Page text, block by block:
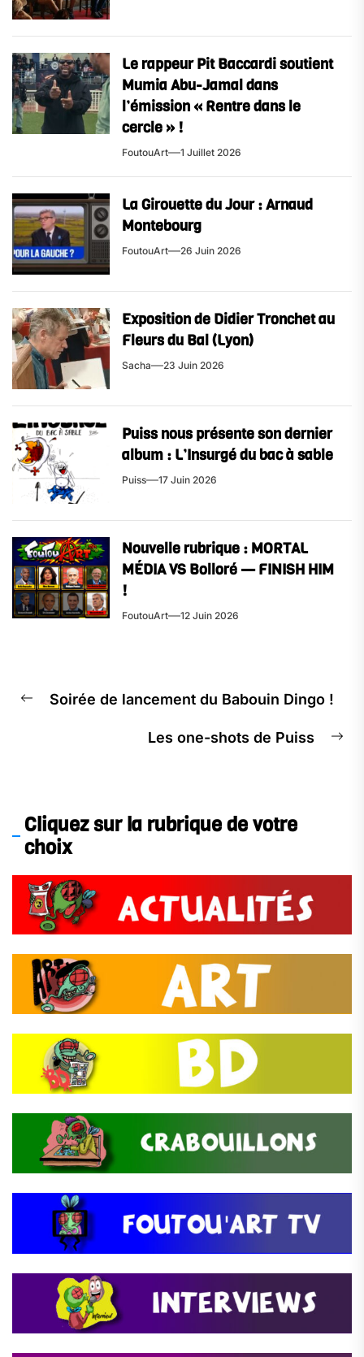
Le rappeur Pit Baccardi soutient
Mumia Abu-Jamal dans
l’émission « Rentre dans le
cercle » !
FoutouArt 1 Juillet 2026
La Girouette du Jour : Arnaud
Montebourg
FoutouArt 26 Juin 2026
Exposition de Didier Tronchet au
Fleurs du Bal (Lyon)
Sacha 23 Juin 2026
Puiss nous présente son dernier
album : L’Insurgé du bac à sable
Puiss 17 Juin 2026
Nouvelle rubrique : MORTAL
MÉDIA VS Bolloré — FINISH HIM
!
FoutouArt 12 Juin 2026
Soirée de lancement du Babouin Dingo !
Les one-shots de Puiss​
Cliquez sur la rubrique de votre
choix